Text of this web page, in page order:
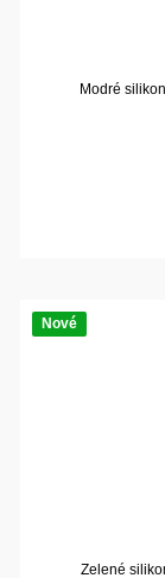
Modré
Nové
Zelené